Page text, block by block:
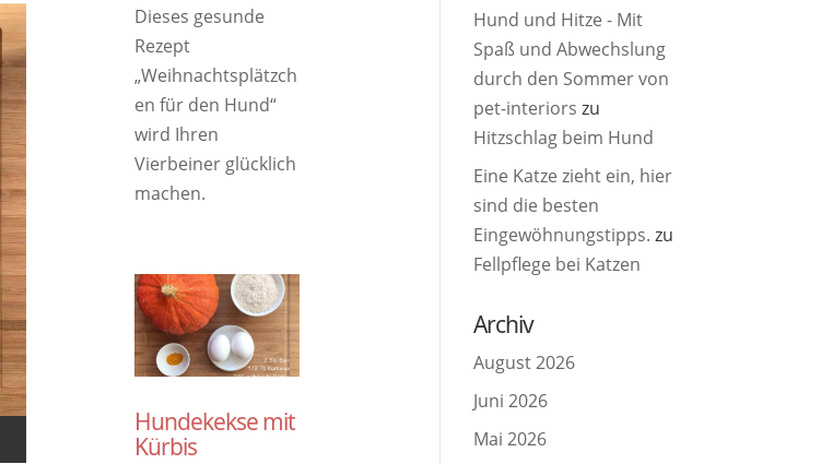
Dieses gesunde
Rezept
„Weihnachtsplätzch
en für den Hund“
wird Ihren
Vierbeiner glücklich
machen.
Hundekekse mit
Kürbis
Hund und Hitze - Mit
Spaß und Abwechslung
durch den Sommer von
pet-interiors zu
Hitzschlag beim Hund
Eine Katze zieht ein, hier
sind die besten
Eingewöhnungstipps. zu
Fellpflege bei Katzen
Archiv
August 2026
Juni 2026
Mai 2026